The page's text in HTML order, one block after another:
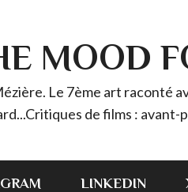
MOOD
Le 7ème art raconté
de films :
LINKEDIN